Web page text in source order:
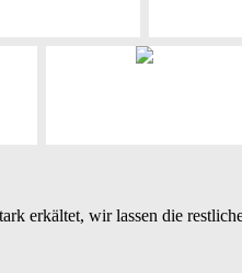
erkältet, wir lassen die